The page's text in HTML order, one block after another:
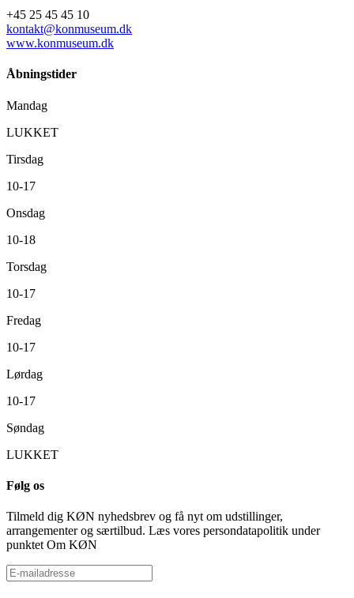
+45 25 45 45 10
kontakt@konmuseum.dk
www.konmuseum.dk
Åbningstider
Mandag
LUKKET
Tirsdag
10-17
Onsdag
10-18
Torsdag
10-17
Fredag
10-17
Lørdag
10-17
Søndag
LUKKET
Følg os
Tilmeld dig KØN nyhedsbrev og få nyt om udstillinger,
arrangementer og særtilbud. Læs vores persondatapolitik under
punktet Om KØN